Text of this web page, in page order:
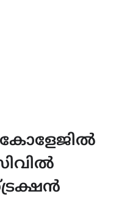
കോളേജിൽ